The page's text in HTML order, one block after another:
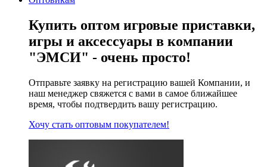
Купить оптом игровые приставки,
игры и аксессуары в компании
"ЭМСИ" - очень просто!
Отправьте заявку на регистрацию вашей Компании, и
наш менеджер свяжется с вами в самое ближайшее
время, чтобы подтвердить вашу регистрацию.
Хочу стать оптовым покупателем!